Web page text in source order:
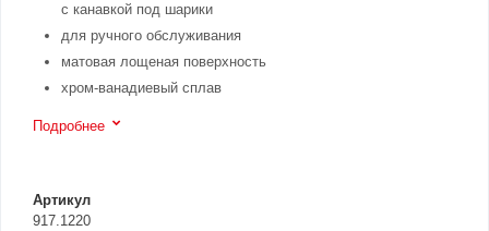
с канавкой под шарики
для ручного обслуживания
матовая лощеная поверхность
хром-ванадиевый сплав
Подробнее
Артикул
917.1220